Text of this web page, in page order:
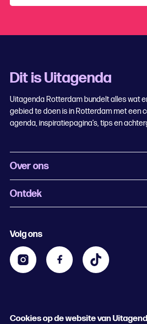
Cookies op de website van
Dit is Uitagenda
Uitagenda Rotterdam bundelt alles wat
gebied te doen is in Rotterdam met een
agenda, inspiratiepagina’s, tips en
Over ons
Wat is Uitagenda Rotterdam
Contact
Zakelijk
Ontdek
Kids
Volg ons
© 2026 Rotterdam Festivals